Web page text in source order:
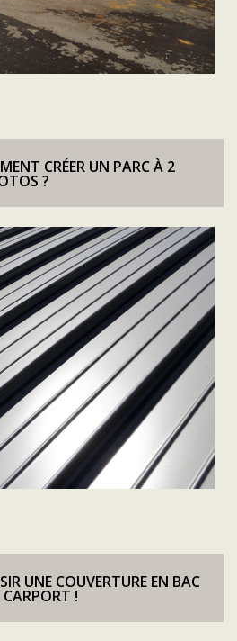
CRÉER UN PARC À 2
?
UNE COUVERTURE EN BAC
!